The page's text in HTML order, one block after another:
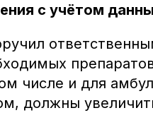
с учётом
числе и для
должны